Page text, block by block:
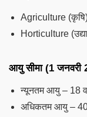
Agriculture
Horticulture
आयु सीमा (1 जनवरी
न्यूनतम आयु – 18
अधिकतम आयु – 40